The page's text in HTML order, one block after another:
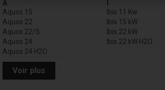
A
Aquos 15
Aquos 22
Aquos 22/S
Aquos 24
Aquos 24 H2O
Ibis 11 Kw
Ibis 15 kW
Ibis 22 kW
Ibis 22 kW H2O
Voir plus